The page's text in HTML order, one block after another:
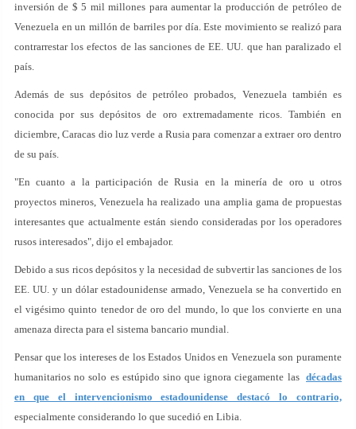
inversión de $ 5 mil millones para aumentar la producción de petróleo de
Venezuela en un millón de barriles por día. Este movimiento se realizó para
contrarrestar los efectos de las sanciones de EE. UU. que han paralizado el
país.
Además de sus depósitos de petróleo probados, Venezuela también es
conocida por sus depósitos de oro extremadamente ricos. También en
diciembre, Caracas dio luz verde a Rusia para comenzar a extraer oro dentro
de su país.
"En cuanto a la participación de Rusia en la minería de oro u otros
proyectos mineros, Venezuela ha realizado una amplia gama de propuestas
interesantes que actualmente están siendo consideradas por los operadores
rusos interesados", dijo el embajador.
Debido a sus ricos depósitos y la necesidad de subvertir las sanciones de los
EE. UU. y un dólar estadounidense armado, Venezuela se ha convertido en
el vigésimo quinto tenedor de oro del mundo, lo que los convierte en una
amenaza directa para el sistema bancario mundial.
Pensar que los intereses de los Estados Unidos en Venezuela son puramente
humanitarios no solo es estúpido sino que ignora ciegamente las décadas
en que el intervencionismo estadounidense destacó lo contrario,
especialmente considerando lo que sucedió en Libia.